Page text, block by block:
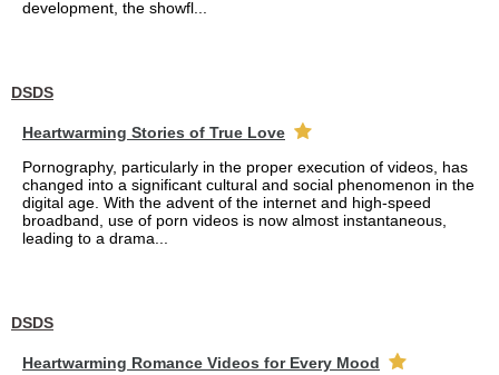
development, the showfl...
DSDS
Heartwarming Stories of True Love
Pornography, particularly in the proper execution of videos, has
changed into a significant cultural and social phenomenon in the
digital age. With the advent of the internet and high-speed
broadband, use of porn videos is now almost instantaneous,
leading to a drama...
DSDS
Heartwarming Romance Videos for Every Mood